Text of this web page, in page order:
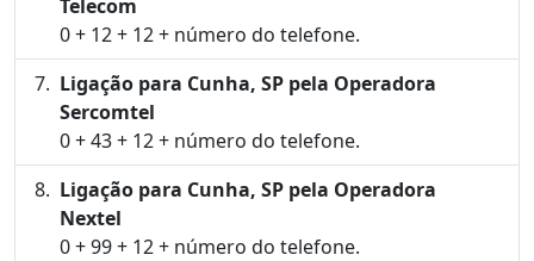
Telecom
0 + 12 + 12 + número do telefone.
Ligação para Cunha, SP pela Operadora
Sercomtel
0 + 43 + 12 + número do telefone.
Ligação para Cunha, SP pela Operadora
Nextel
0 + 99 + 12 + número do telefone.